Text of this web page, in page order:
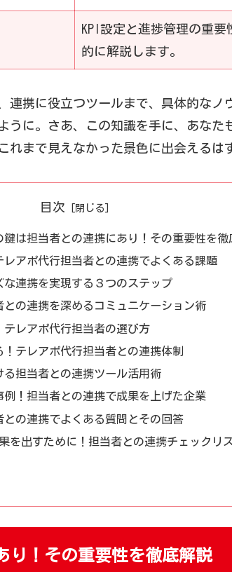
KPI設定と進捗管理の重
的に解説します。
携に役立つツールまで、具体的な
に。さあ、この知識を手に、あなた
まで見えなかった景色に出会えるは
目次
鍵は担当者との連携にあり！その重要性を徹
レアポ代行担当者との連携でよくある課題
な連携を実現する３つのステップ
との連携を深めるコミュニケーション術
テレアポ代行担当者の選び方
テレアポ代行担当者との連携体制
る担当者との連携ツール活用術
例！担当者との連携で成果を上げた企業
との連携でよくある質問とその回答
を出すために！担当者との連携チェックリ
り！その重要性を徹底解説